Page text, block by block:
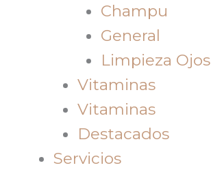
Champu
General
Limpieza Ojos
Vitaminas
Vitaminas
Destacados
Servicios